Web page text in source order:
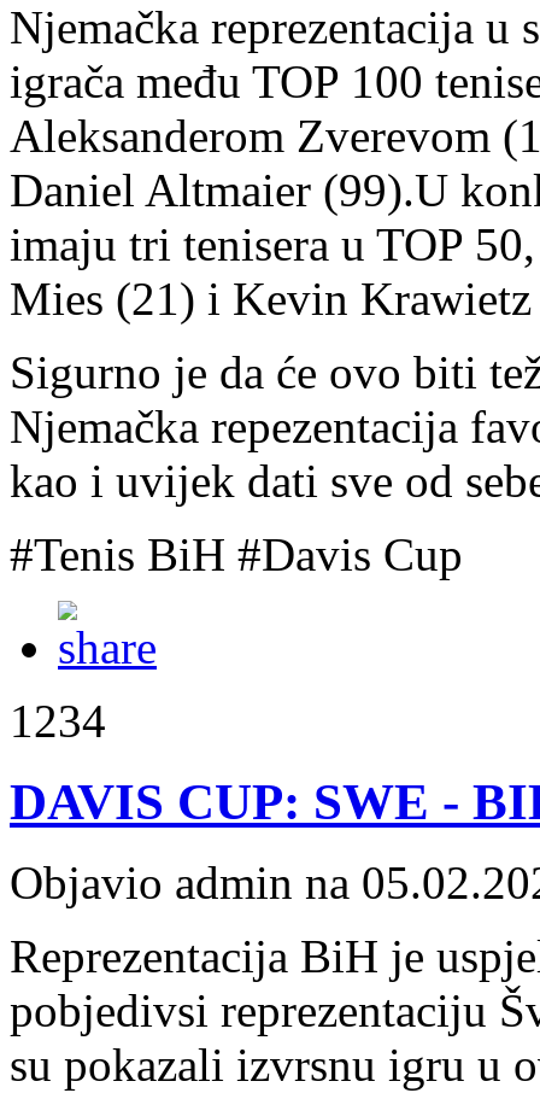
Njemačka reprezentacija
igrača među TOP 100
Aleksanderom Zverevom
Daniel Altmaier (99).U
imaju tri tenisera u TOP
Mies (21) i Kevin
Sigurno je da će ovo biti
Njemačka repezentacija
kao i uvijek dati sve od
#Tenis BiH #Davis Cup
1234
DAVIS CUP: SWE -
Objavio admin na
Reprezentacija BiH je
pobjedivsi reprezentaciju
su pokazali izvrsnu igru u